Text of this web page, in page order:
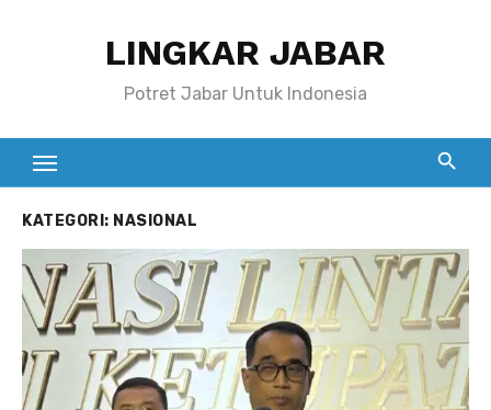
LINGKAR JABAR
Potret Jabar Untuk Indonesia
KATEGORI: NASIONAL